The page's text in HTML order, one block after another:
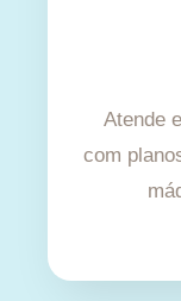
Atende
com